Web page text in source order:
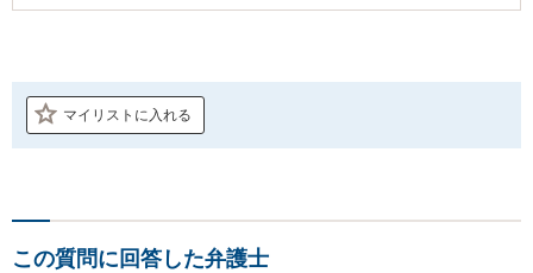
マイリストに入れる
この質問に回答した弁護士